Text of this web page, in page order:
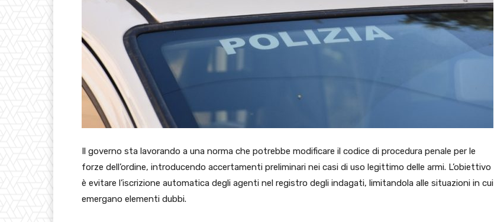
Il governo sta lavorando a una norma che potrebbe modificare il codice di procedura penale per le
forze dell’ordine, introducendo accertamenti preliminari nei casi di uso legittimo delle armi. L’obiettivo
è evitare l’iscrizione automatica degli agenti nel registro degli indagati, limitandola alle situazioni in cui
emergano elementi dubbi.